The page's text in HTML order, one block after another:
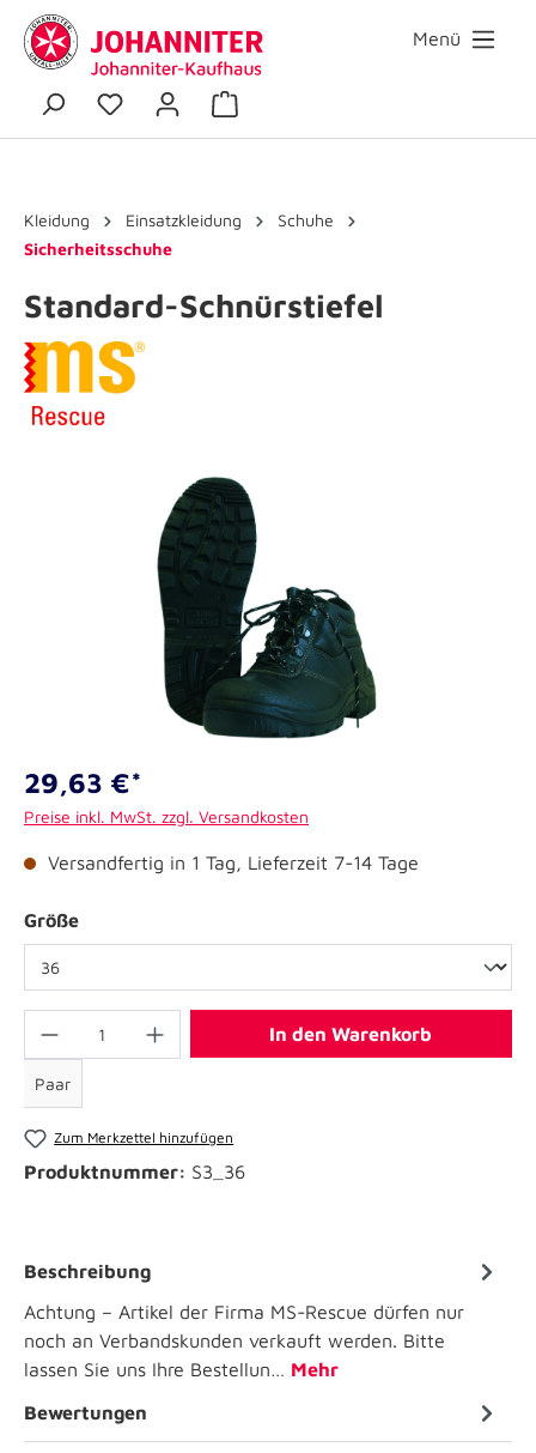
Menü
Kleidung Einsatzkleidung
Schuhe
Sicherheitsschuhe
Standard-Schnürstiefel
29,63 €*
Preise inkl. MwSt. zzgl. Versandkosten
Versandfertig in 1 Tag, Lieferzeit 7-14 Tage
Größe
Paar
In den Warenkorb
Zum Merkzettel hinzufügen
Produktnummer: S3_36
Beschreibung
Achtung – Artikel der Firma MS-Rescue dürfen nur
noch an Verbandskunden verkauft werden. Bitte
lassen Sie uns Ihre Bestellun… Mehr
Bewertungen